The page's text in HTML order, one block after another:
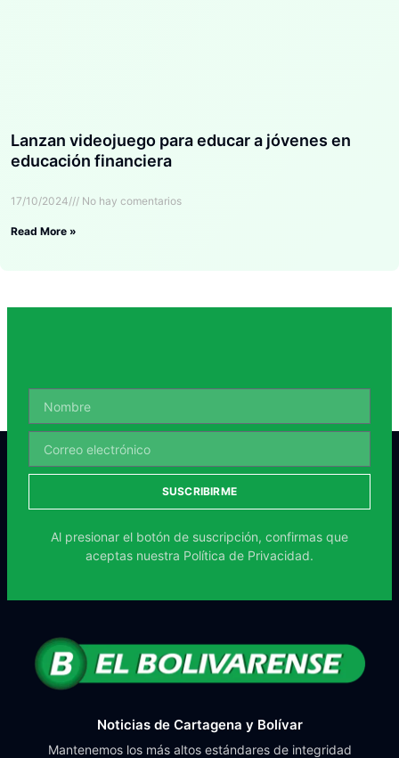
Lanzan videojuego para educar a jóvenes en
educación financiera
17/10/2024 No hay comentarios
Read More »
SUSCRIBIRME
Al presionar el botón de suscripción, confirmas que
aceptas nuestra Política de Privacidad.
Noticias de Cartagena y Bolívar
Mantenemos los más altos estándares de integridad